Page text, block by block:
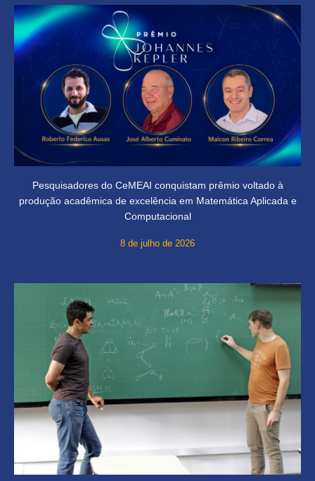
Pesquisadores do CeMEAI conquistam prêmio voltado à
produção acadêmica de excelência em Matemática Aplicada e
Computacional
8 de julho de 2026